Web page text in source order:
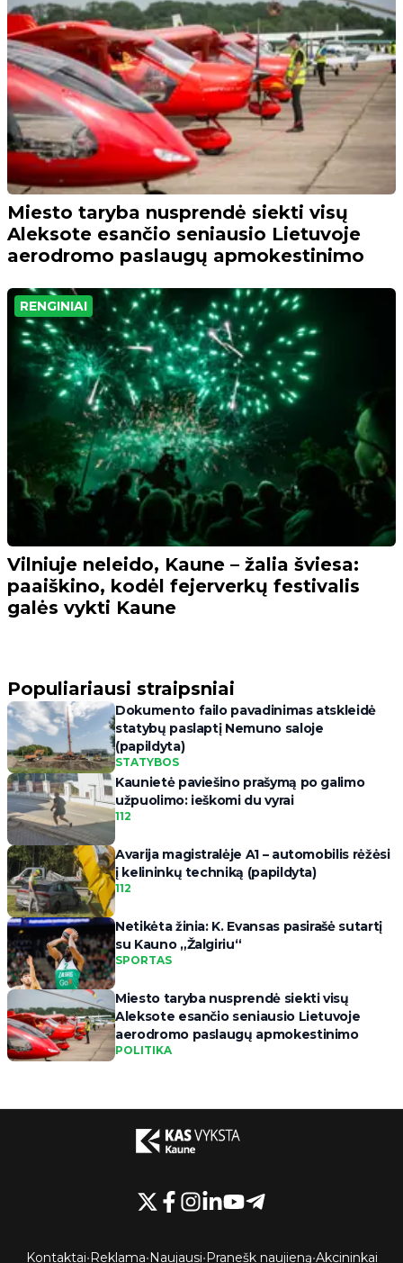
Miesto taryba nusprendė siekti visų
Aleksote esančio seniausio Lietuvoje
aerodromo paslaugų apmokestinimo
RENGINIAI
Vilniuje neleido, Kaune – žalia šviesa:
paaiškino, kodėl fejerverkų festivalis
galės vykti Kaune
Populiariausi straipsniai
Dokumento failo pavadinimas atskleidė
statybų paslaptį Nemuno saloje
(papildyta)
STATYBOS
Kaunietė paviešino prašymą po galimo
užpuolimo: ieškomi du vyrai
112
Avarija magistralėje A1 – automobilis rėžėsi
į kelininkų techniką (papildyta)
112
Netikėta žinia: K. Evansas pasirašė sutartį
su Kauno „Žalgiriu“
SPORTAS
Miesto taryba nusprendė siekti visų
Aleksote esančio seniausio Lietuvoje
aerodromo paslaugų apmokestinimo
POLITIKA
Kontaktai•Reklama•Naujausi•Pranešk naujieną•Akcininkai